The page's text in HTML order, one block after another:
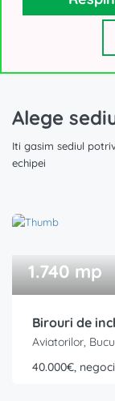
Afiseaza toate
Alege
Iti gasim sediul
echipei
1.740 mp
Birouri de
Aviatorilor,
40.000€,